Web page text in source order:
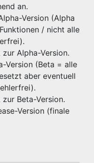
an.
Version (Alpha
/ nicht alle
zur Alpha-Version.
Version (Beta = alle
aber eventuell
zur Beta-Version.
Version (finale